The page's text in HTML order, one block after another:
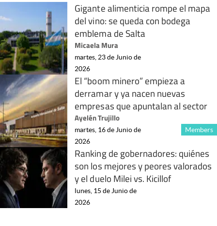
Gigante alimenticia rompe el mapa
del vino: se queda con bodega
emblema de Salta
Micaela Mura
martes, 23 de Junio de
2026
El “boom minero” empieza a
derramar y ya nacen nuevas
empresas que apuntalan al sector
Ayelén Trujillo
Members
martes, 16 de Junio de
2026
Ranking de gobernadores: quiénes
son los mejores y peores valorados
y el duelo Milei vs. Kicillof
lunes, 15 de Junio de
2026